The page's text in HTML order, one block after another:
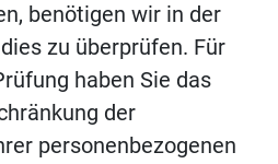
benötigen wir in der
zu überprüfen. Für
haben Sie das
der
personenbezogenen